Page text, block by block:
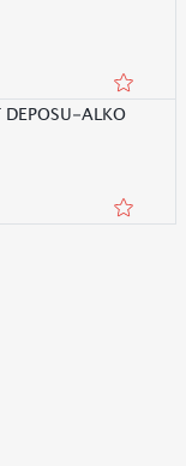
DEPOSU-ALKO